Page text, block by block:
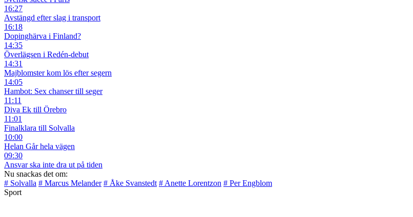
16:27
Avstängd efter slag i transport
16:18
Dopinghärva i Finland?
14:35
Överlägsen i Redén-debut
14:31
Majblomster kom lös efter segern
14:05
Hambot: Sex chanser till seger
11:11
Diva Ek till Örebro
11:01
Finalklara till Solvalla
10:00
Helan Går hela vägen
09:30
Ansvar ska inte dra ut på tiden
Nu snackas det om:
# Solvalla # Marcus Melander # Åke Svanstedt # Anette Lorentzon # Per Engblom
Sport